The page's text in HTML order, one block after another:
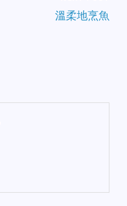
溫柔地烹魚